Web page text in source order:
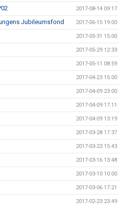
2017-08-14 09:17
Jubileumsfond 2017-06-15 19:00
2017-05-31 15:00
2017-05-29 12:33
2017-05-11 08:59
2017-04-23 15:00
2017-04-09 23:00
2017-04-09 17:11
2017-04-09 13:19
2017-03-28 17:37
2017-03-23 15:43
2017-03-16 13:48
2017-03-10 10:00
2017-03-06 17:21
2017-02-23 23:49